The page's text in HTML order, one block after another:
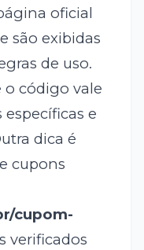
oficial
são exibidas
de uso.
o código vale
específicas e
dica é
cupons
cupom-
verificados